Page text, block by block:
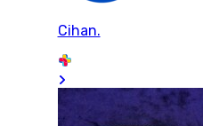
Cihan.